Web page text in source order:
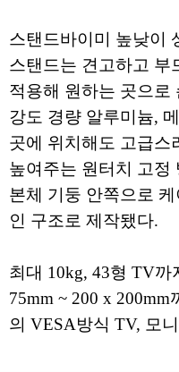
스탠드바이미 높낮이
스탠드는 견고하고 부
적용해 원하는 곳으로
강도 경량 알루미늄,
곳에 위치해도 고급스
높여주는 원터치 고정
본체 기둥 안쪽으로
인 구조로 제작됐다.
최대 10kg, 43형 TV까
75mm ~ 200 x
의 VESA방식 TV, 모